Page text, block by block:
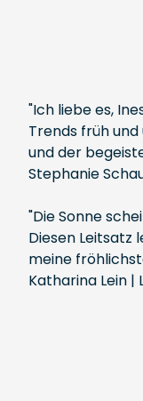
"Ich liebe es,
Trends früh
und der
Stephanie
"Die Sonne
Diesen Leitsatz
meine
Katharina Lein |